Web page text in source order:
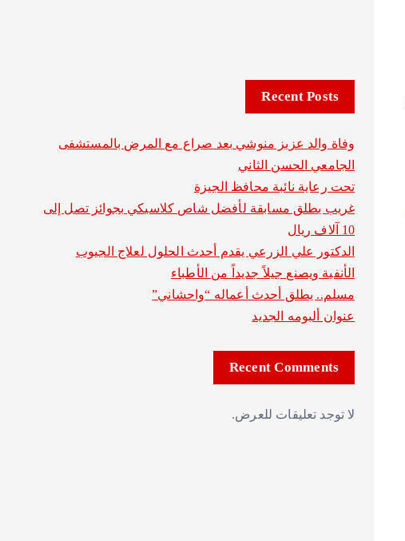
Recent Posts
وفاة والد عزيز منوشي بعد صراع مع المرض بالمستشفى
الجامعي الحسن الثاني
تحت رعاية نائبة محافظ الجيزة
غريب يطلق مسابقة لأفضل شاص كلاسيكي بجوائز تصل إلى
10 آلاف ريال
الدكتور علي الزرعي يقدم أحدث الحلول لعلاج الجيوب
الأنفية ويصنع جيلاً جديداً من الأطباء
مسلم.. يطلق أحدث أعماله “واحشاني”
عنوان ألبومه الجديد
Recent Comments
لا توجد تعليقات للعرض.